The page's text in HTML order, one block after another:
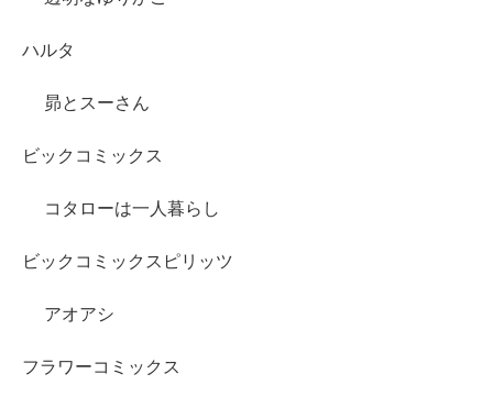
ハルタ
昴とスーさん
ビックコミックス
コタローは一人暮らし
ビックコミックスピリッツ
アオアシ
フラワーコミックス